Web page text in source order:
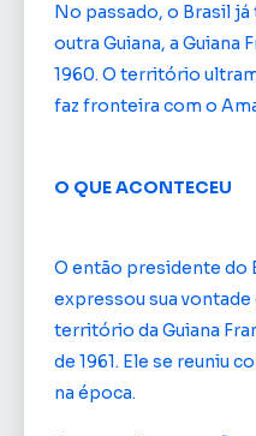
No passado, o Brasil
outra Guiana, a Guiana
1960. O território
faz fronteira com o
O QUE ACONTECEU
O então presidente do
expressou sua vontade
território da Guiana
de 1961. Ele se reuniu
na época.